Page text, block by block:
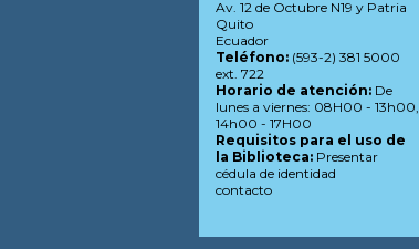
Av. 12 de Octubre N19 y Patria
Quito
Ecuador
Teléfono:(593-2) 381 5000
ext. 722
Horario de atención:De
lunes a viernes: 08H00 - 13h00,
14h00 - 17H00
Requisitos para el uso de
la Biblioteca:Presentar
cédula de identidad
contacto